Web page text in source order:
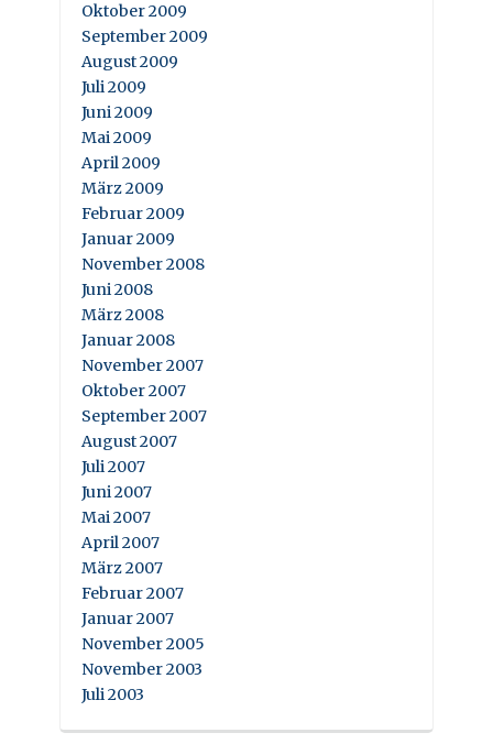
Oktober 2009
September 2009
August 2009
Juli 2009
Juni 2009
Mai 2009
April 2009
März 2009
Februar 2009
Januar 2009
November 2008
Juni 2008
März 2008
Januar 2008
November 2007
Oktober 2007
September 2007
August 2007
Juli 2007
Juni 2007
Mai 2007
April 2007
März 2007
Februar 2007
Januar 2007
November 2005
November 2003
Juli 2003